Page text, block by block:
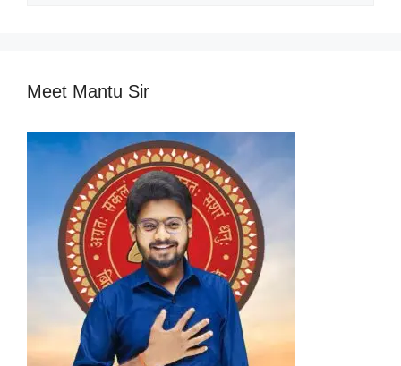
Meet Mantu Sir